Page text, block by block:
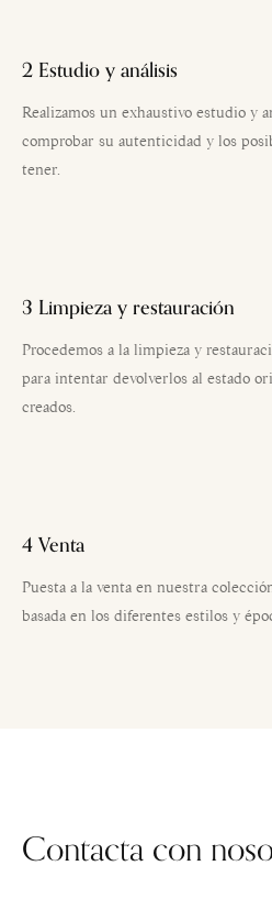
2 Estudio y análisis
Realizamos un exhaustivo estudio y
comprobar su autenticidad y los
tener.
3 Limpieza y restauración
Procedemos a la limpieza y
para intentar devolverlos al estado
creados.
4 Venta
Puesta a la venta en nuestra
basada en los diferentes estilos y
Contacta con